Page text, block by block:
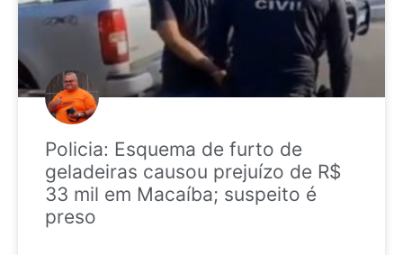
Policia: Esquema de furto de
geladeiras causou prejuízo de R$
33 mil em Macaíba; suspeito é
preso